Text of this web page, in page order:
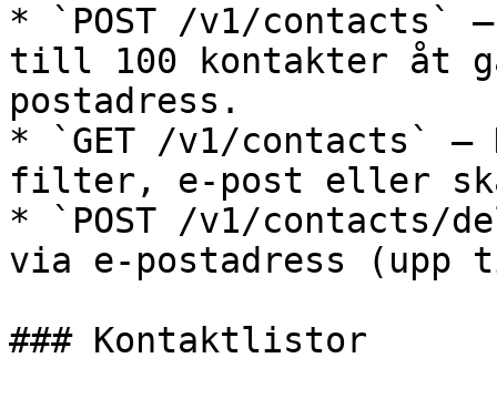
* `POST /v1/contacts`
till 100 kontakter åt
postadress.
* `GET /v1/contacts`
filter, e-post eller
* `POST /v1/contacts/
via e-postadress (upp
### Kontaktlistor